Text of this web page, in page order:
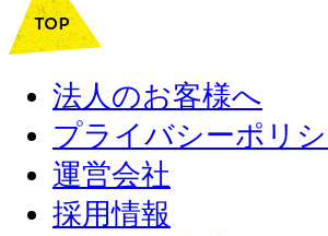
法人のお客様へ
プライバシーポリ
運営会社
採用情報